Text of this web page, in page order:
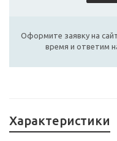
Оформите заявку на
время и ответим
Характеристики